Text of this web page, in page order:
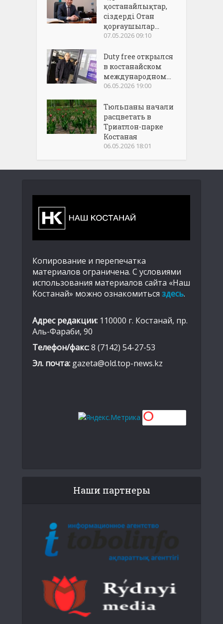
қостанайлықтар,
сіздерді Отан
қорғаушылар...
07.05.2026 09:10
Duty free открылся
в костанайском
международном...
06.05.2026 19:00
Тюльпаны начали
расцветать в
Триатлон-парке
Костаная
06.05.2026 18:01
Копирование и перепечатка
материалов ограничена. С условиями
использования материалов сайта «Наш
Костанай» можно ознакомиться здесь.
Адрес редакции: 110000 г. Костанай, пр.
Аль-Фараби, 90
Телефон/факс:8 (7142) 54-27-53
Эл. почта: gazeta@old.top-news.kz
Наши партнеры